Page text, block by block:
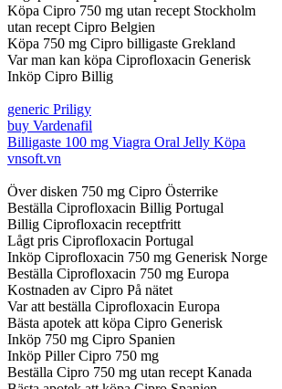
Köpa Cipro 750 mg utan recept Stockholm
utan recept Cipro Belgien
Köpa 750 mg Cipro billigaste Grekland
Var man kan köpa Ciprofloxacin Generisk
Inköp Cipro Billig
generic Priligy
buy Vardenafil
Billigaste 100 mg Viagra Oral Jelly Köpa
vnsoft.vn
Över disken 750 mg Cipro Österrike
Beställa Ciprofloxacin Billig Portugal
Billig Ciprofloxacin receptfritt
Lågt pris Ciprofloxacin Portugal
Inköp Ciprofloxacin 750 mg Generisk Norge
Beställa Ciprofloxacin 750 mg Europa
Kostnaden av Cipro På nätet
Var att beställa Ciprofloxacin Europa
Bästa apotek att köpa Cipro Generisk
Inköp 750 mg Cipro Spanien
Inköp Piller Cipro 750 mg
Beställa Cipro 750 mg utan recept Kanada